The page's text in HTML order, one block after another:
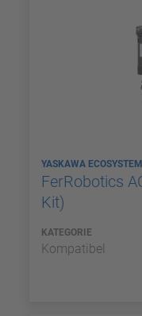
YASKAWA
FerRobotics
Kit)
KATEGORIE
Kompatibel